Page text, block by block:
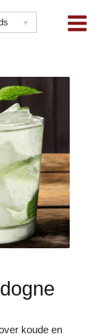
koude en